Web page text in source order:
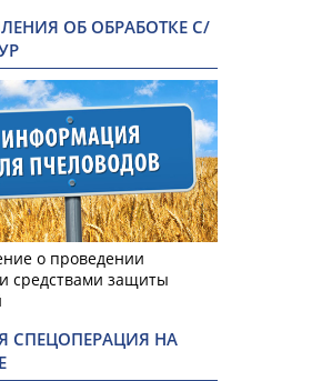
ОБ ОБРАБОТКЕ С/
о проведении
средствами защиты
СПЕЦОПЕРАЦИЯ НА